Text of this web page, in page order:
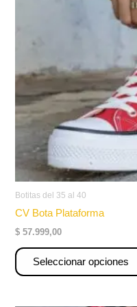
Botitas del 35 al 40
CV Bota Plataforma
$ 57.999,00
Seleccionar opciones